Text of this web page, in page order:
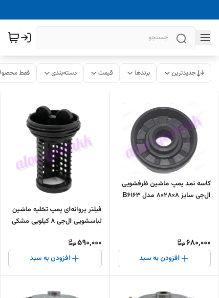
جدیدترین برندها قیمت دسته‌بندی فقط
کاسه نمد پمپ ماشین ظرفشویی
ال‌جی سایز 8×28×8 مدل B6163
680,000
افزودن به سبد
فیلتر پروانه‌ای پمپ تخلیه ماشین
لباسشویی ال‌جی ۸ کیلویی مشکی
590,000
افزودن به سبد